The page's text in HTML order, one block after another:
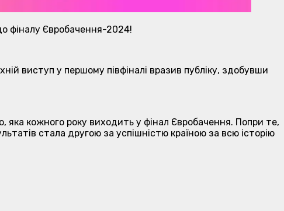
фіналу Євробачення-2024!
виступ у першому півфіналі вразив публіку, здобувши
кожного року виходить у фінал Євробачення. Попри те,
стала другою за успішністю країною за всю історію